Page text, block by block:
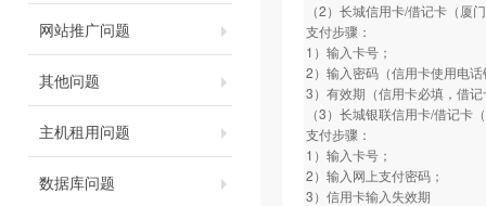
网站推广问题
其他问题
主机租用问题
数据库问题
（2）长城信用卡/借记卡（厦
支付步骤：
1）输入卡号；
2）输入密码（信用卡使用电
3）有效期（信用卡必填，借
（3）长城银联信用卡/借记卡
支付步骤：
1）输入卡号；
2）输入网上支付密码；
3）信用卡输入失效期